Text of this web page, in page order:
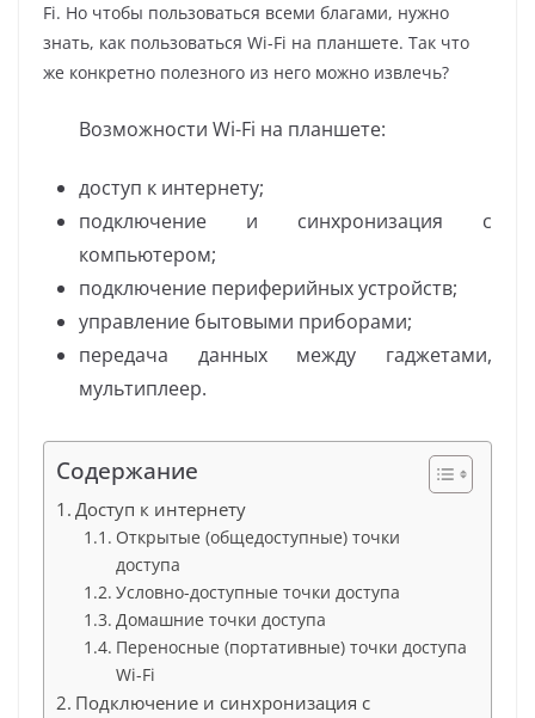
Fi. Но чтобы пользоваться всеми благами, нужно
знать, как пользоваться Wi-Fi на планшете. Так что
же конкретно полезного из него можно извлечь?
Возможности Wi-Fi на планшете:
доступ к интернету;
подключение и синхронизация с
компьютером;
подключение периферийных устройств;
управление бытовыми приборами;
передача данных между гаджетами,
мультиплеер.
Содержание
Доступ к интернету
Открытые (общедоступные) точки
доступа
Условно-доступные точки доступа
Домашние точки доступа
Переносные (портативные) точки доступа
Wi-Fi
Подключение и синхронизация с